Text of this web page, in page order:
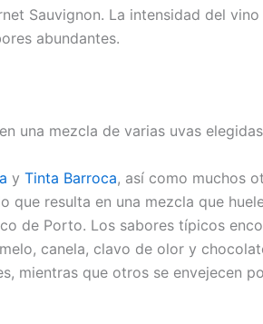
Sauvignon. La intensidad del
abundantes.
una mezcla de varias uvas
y Tinta Barroca, así como muchos
que resulta en una mezcla que
de Porto. Los sabores típicos
canela, clavo de olor y
mientras que otros se envejecen